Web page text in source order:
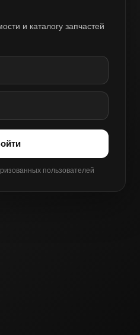
и каталогу запчастей
пользователей